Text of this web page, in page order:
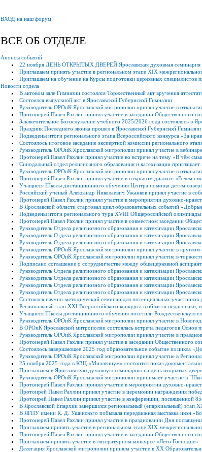
ВХОД на наш форум
ВСЕ ОБ ОТДЕЛЕ
Анонсы событий
22 ноября ДЕНЬ ОТКРЫТЫХ ДВЕРЕЙ Ярославская духовная семинария
Приглашаем принять участие в региональном этапе XIX
Приглашаем на обучение на Курсы подготовки церковных специалистов
Новости отдела
В актовом зале Гимназии состоялся Торжественный акт вручения
Состоялся выпускной акт в Ярославской Губернской Гимназии
Руководитель ОРОиК Ярославской митрополии принял участие в
Протоиерей Павел Рахлин принял участие в заседании Общественного
Заключительное Богослужение учебного 2025/2026 года состоялось в
Праздник Последнего звонка прошел в Ярославской Губернской
Подведены итоги регионального этапа Всероссийского конкурса «За
Состоялось итоговое заседание экспертной комиссии регионального
Руководитель ОРОиК Ярославской митрополии принял участие в
Протоиерей Павел Рахлин принял участие во встрече на тему «В чём
Синодальный отдел религиозного образования и катехизации
Руководитель ОРОиК Ярославской митрополии принял участие в
Протоиерей Павел Рахлин принял участие в открытом диалоге «В чём
Учащиеся Школы дистанционного обучения Центра помощи детям
Российский ученый Александр Николаевич Ужанков принял участие в
Протоиерей Павел Рахлин принял участие в мероприятии духовно-
В Ярославской области стартовал цикл образовательных событий
Подведены итоги регионального тура ХVIII Общероссийской олимпиады
Протоиерей Павел Рахлин принял участие в совместном заседании
Руководитель Отдела религиозного образования и катехизации
Руководитель Отдела религиозного образования и катехизации
Руководитель Отдела религиозного образования и катехизации
Руководитель ОРОиК Ярославской митрополии принял участие в
Руководитель ОРОиК Ярославской митрополии принял участие в
Подписано соглашение о сотрудничестве между общецерковной
Руководитель Отдела религиозного образования и катехизации
Руководитель Отдела религиозного образования и катехизации
Руководитель Отдела религиозного образования и катехизации
Руководитель Отдела религиозного образования и катехизации
Состоялся научно-методический семинар для потенциальных
Региональный этап XXI Всероссийского конкурса в области
Учащиеся Школы дистанционного обучения посетили Рождественскую
Руководитель ОРОиК Ярославской митрополии принял участие в
В ОРОиК Ярославской митрополии состоялась встреча педагогов Основ
Руководитель ОРОиК Ярославской митрополии принял участие в
Протоиерей Павел Рахлин принял участие в заседании Общественного
Состоялось завершающее 2025 год образовательное событие из цикла
Руководитель ОРОиК Ярославской митрополии принял участие в
25 ноября 2025 года в КЗЦ «Миллениум» состоится показ
Приглашаем в Ярославскую духовную семинарию на день открытых
Руководитель ОРОиК Ярославской митрополии принимает участие в
Протоиерей Павел Рахлин принял участие в мероприятии духовно-
Протоирей Павел Рахлин принял участие в церемонии награждения
Протоирей Павел Рахлин принял участие в конференции, посвященной
В Ярославской Епархии завершился региональный (епархиальный) этап
В ЯГПУ имени К. Д. Ушинского побывала передвижная выставка икон
Протоиерей Павел Рахлин принял участие в праздновании Дня
Приглашаем принять участие в региональном этапе XIX
Протоиерей Павел Рахлин принял участие в заседании Общественного
Приглашаем принять участие в литературном конкурсе «Лето Господне»
Делегация Ярославской митрополии приняла участие в XX